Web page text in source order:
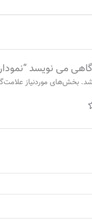
می نویسد
بخش‌های موردنیاز